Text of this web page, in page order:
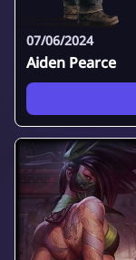
07/06/2024
Aiden Pearce